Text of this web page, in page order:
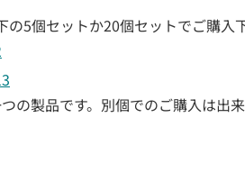
5個セットか20個セットでご購入
の製品です。別個でのご購入は出